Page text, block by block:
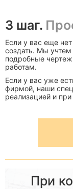
3 шаг.
Если у вас еще
создать. Мы
подробные
работам.
Если у вас уже
фирмой, наши
реализацией и
При